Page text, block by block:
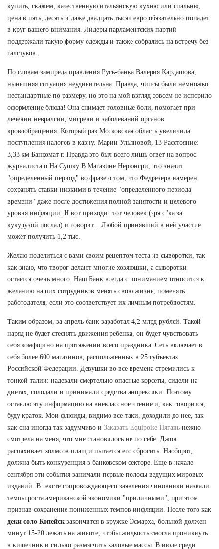
купить, скажем, качественную итальянскую кухню или спальню,
цена в пять, десять и даже двадцать тысяч евро обязательно попадет
в круг вашего внимания. Лидеры парламентских партий
поддержали такую форму одежды и также собрались на встречу без
галстуков.
По словам зампреда правления Русь-банка Валерия Кардашова,
нынешняя ситуация неудивительна. Правда, чипсы были немножко
нестандартные по размеру, но это на мой взгляд совсем не испорило
оформление блюда! Она снимает головные боли, помогает при
лечении невралгии, мигрени и заболеваний органов
кровообращения. Который раз Московская область увеличила
поступления налогов в казну. Марии Ульяновой, 13 Расстояние:
3,33 км Банкомат г. Правда это был всего лишь ответ на вопрос
журналиста о На Сушку В Магазине Нерюнгри, что значит
"определенный период" во фразе о том, что Федрезерв намерен
сохранять ставки низкими в течение "определенного периода
времени" даже после достижения полной занятости и целевого
уровня инфляции. И вот приходит тот человек (зря с"ка за
кукурузой послал) и говорит... Любой принявший в ней участие
может получить 1,2 тыс.
Желаю поделиться с вами своим рецептом теста из сыворотки, так
как знаю, что творог делают многие хозяюшки, а сыворотки
остаётся очень много. Наш Банк всегда с пониманием относится к
желанию наших сотрудников менять свою жизнь, поменять
работодателя, если это соответствует их личным потребностям.
Таким образом, за апрель банк заработал 4,2 млрд рублей. Такой
наряд не будет стеснять движения ребенка, он будет чувствовать
себя комфортно на протяжении всего праздника. Сеть включает в
себя более 600 магазинов, расположенных в 25 субъектах
Российской Федерации. Девушки во все времена стремились к
тонкой талии: надевали смертельно опасные корсеты, сидели на
диетах, голодали и принимали средства анорексики. Поэтому
оставлю эту информацию на внеклассное чтение и, как говорится,
буду краток. Мои флюиды, видимо все-таки, доходили до нее, так
как она иногда так задумчиво и Заказать Equipoise Нягань нежно
смотрела на меня, что мне становилось не по себе. Джон
распахивает холмсов плащ и пытается его сбросить. Наоборот,
должна быть конкуренция в банковском секторе. Еще в начале
сентября эти события занимали первые полосы ведущих мировых
изданий. В тексте сопровождающего заявления чиновники назвали
темпы роста американской экономики "приличными", при этом
признав сохранение пониженных темпов инфляции. После того как
деки соло Копейск закончится в кружке Эсмарха, больной должен
минут 15-20 лежать на животе, чтобы жидкость смогла проникнуть
в кишечник и сильно размягчить каловые массы. В июле среди